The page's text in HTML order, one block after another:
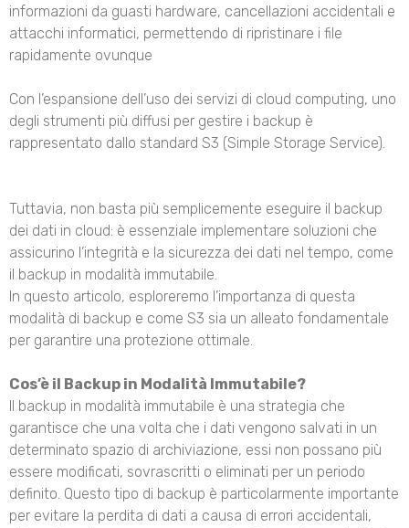
informazioni da guasti hardware, cancellazioni accidentali e
attacchi informatici, permettendo di ripristinare i file
rapidamente ovunque
Con l’espansione dell’uso dei servizi di cloud computing, uno
degli strumenti più diffusi per gestire i backup è
rappresentato dallo standard S3 (Simple Storage Service).
Tuttavia, non basta più semplicemente eseguire il backup
dei dati in cloud: è essenziale implementare soluzioni che
assicurino l’integrità e la sicurezza dei dati nel tempo, come
il backup in modalità immutabile.
In questo articolo, esploreremo l’importanza di questa
modalità di backup e come S3 sia un alleato fondamentale
per garantire una protezione ottimale.
Cos’è il Backup in Modalità Immutabile?
Il backup in modalità immutabile è una strategia che
garantisce che una volta che i dati vengono salvati in un
determinato spazio di archiviazione, essi non possano più
essere modificati, sovrascritti o eliminati per un periodo
definito. Questo tipo di backup è particolarmente importante
per evitare la perdita di dati a causa di errori accidentali,